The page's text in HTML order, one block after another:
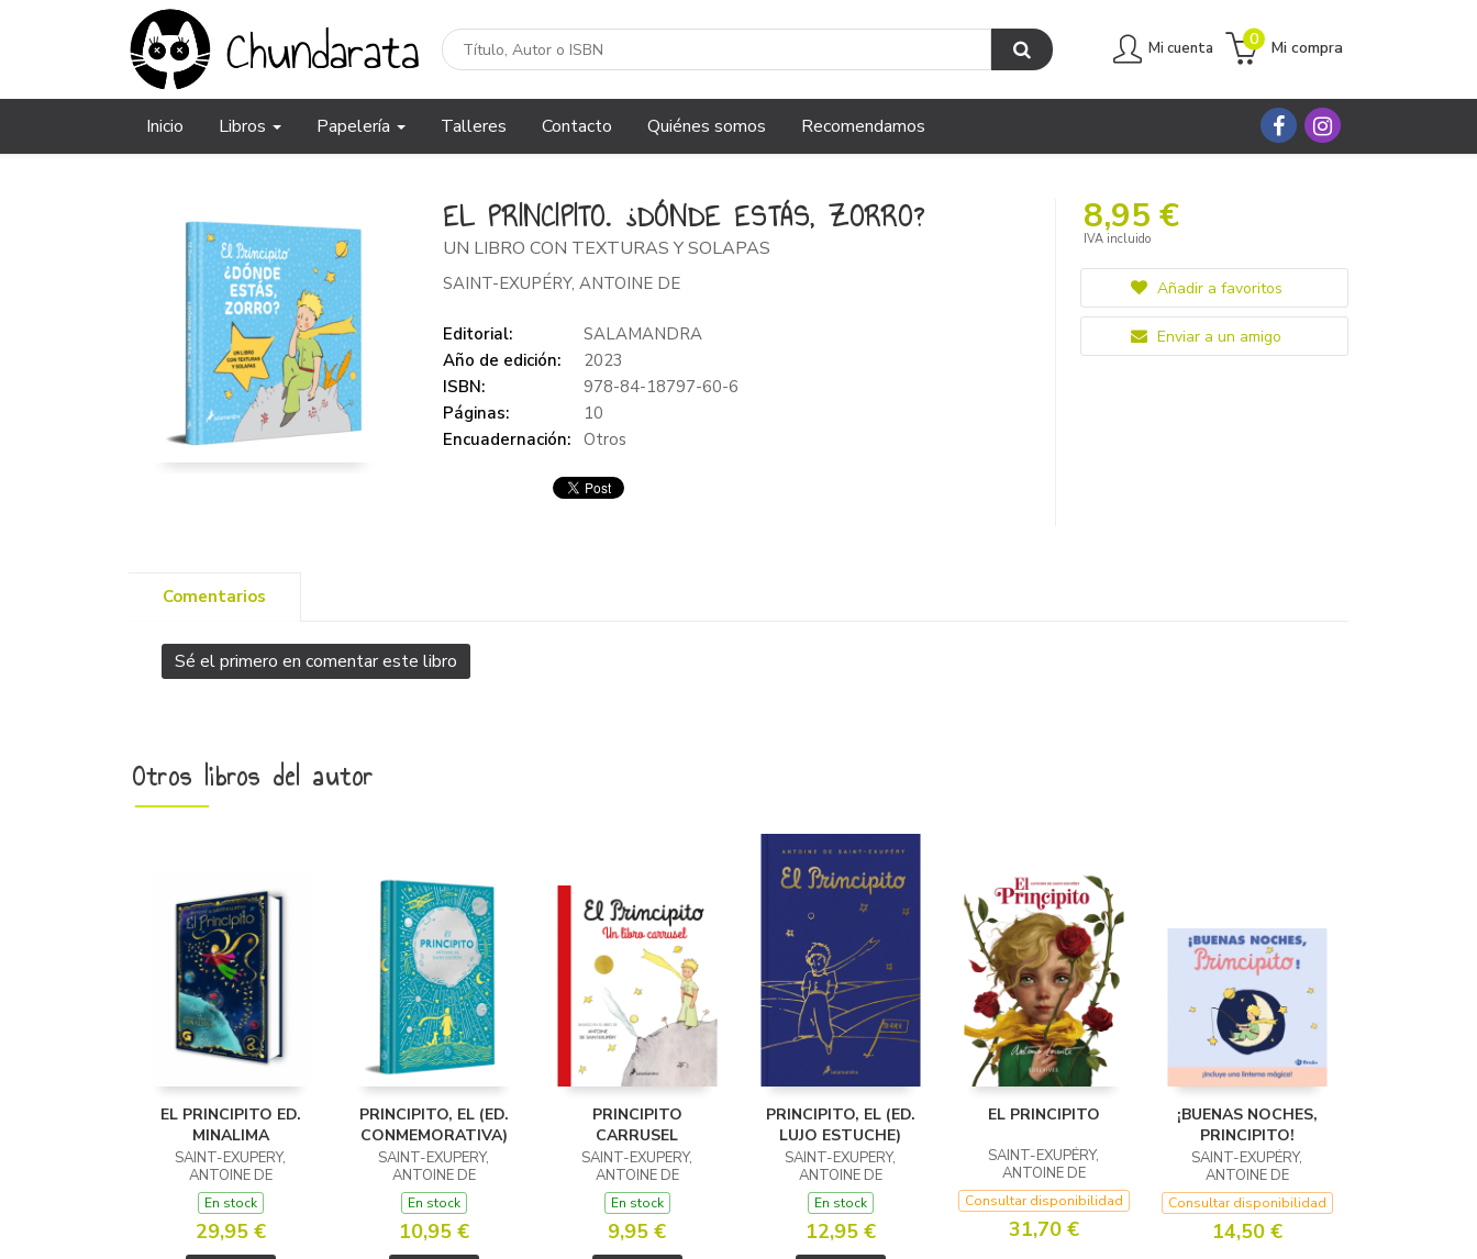
Mi cuenta Mi compra
0
Inicio Libros Papelería Talleres Contacto Quiénes somos Recomendamos
EL PRINCIPITO. ¿DÓNDE ESTÁS, ZORRO?
UN LIBRO CON TEXTURAS Y SOLAPAS
SAINT-EXUPÉRY, ANTOINE DE
Editorial:
SALAMANDRA
Año de edición:
2023
ISBN:
978-84-18797-60-6
Páginas:
10
Encuadernación:
Otros
8,95 €
IVA incluido
Añadir a favoritos
Enviar a un amigo
Comentarios
Sé el primero en comentar este libro
Otros libros del autor
EL PRINCIPITO ED.
MINALIMA
SAINT-EXUPERY,
ANTOINE DE
En stock
29,95 €
PRINCIPITO, EL (ED.
CONMEMORATIVA)
SAINT-EXUPERY,
ANTOINE DE
En stock
10,95 €
PRINCIPITO
CARRUSEL
SAINT-EXUPERY,
ANTOINE DE
En stock
9,95 €
PRINCIPITO, EL (ED.
LUJO ESTUCHE)
SAINT-EXUPERY,
ANTOINE DE
En stock
12,95 €
EL PRINCIPITO
SAINT-EXUPÉRY,
ANTOINE DE
Consultar disponibilidad
31,70 €
¡BUENAS NOCHES,
PRINCIPITO!
SAINT-EXUPÉRY,
ANTOINE DE
Consultar disponibilidad
14,50 €